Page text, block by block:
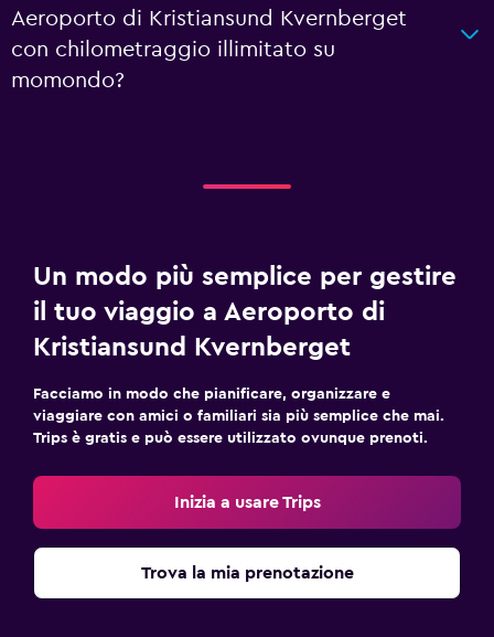
Aeroporto di Kristiansund Kvernberget
con chilometraggio illimitato su
momondo?
Un modo più semplice per gestire
il tuo viaggio a Aeroporto di
Kristiansund Kvernberget
Facciamo in modo che pianificare, organizzare e
viaggiare con amici o familiari sia più semplice che mai.
Trips è gratis e può essere utilizzato ovunque prenoti.
Inizia a usare Trips
Trova la mia prenotazione